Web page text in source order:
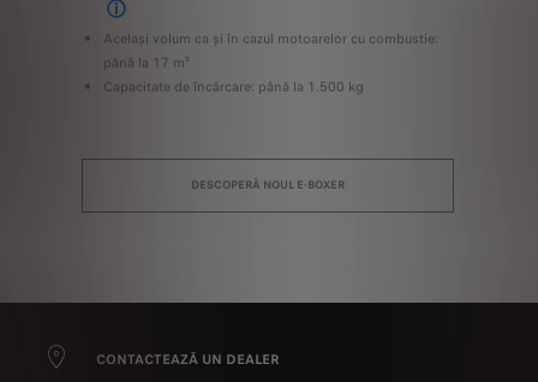
3 lungimi și 3 înălțimi disponibile la modelele diesel
Același volum ca și în cazul motoarelor cu combustie:
până la 17 m³
Capacitate de încărcare: până la 1.500 kg
DESCOPERĂ NOUL E-BOXER
CONTACTEAZĂ UN DEALER